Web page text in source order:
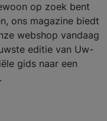
op zoek bent
ons magazine biedt
webshop vandaag
editie van Uw-
gids naar een